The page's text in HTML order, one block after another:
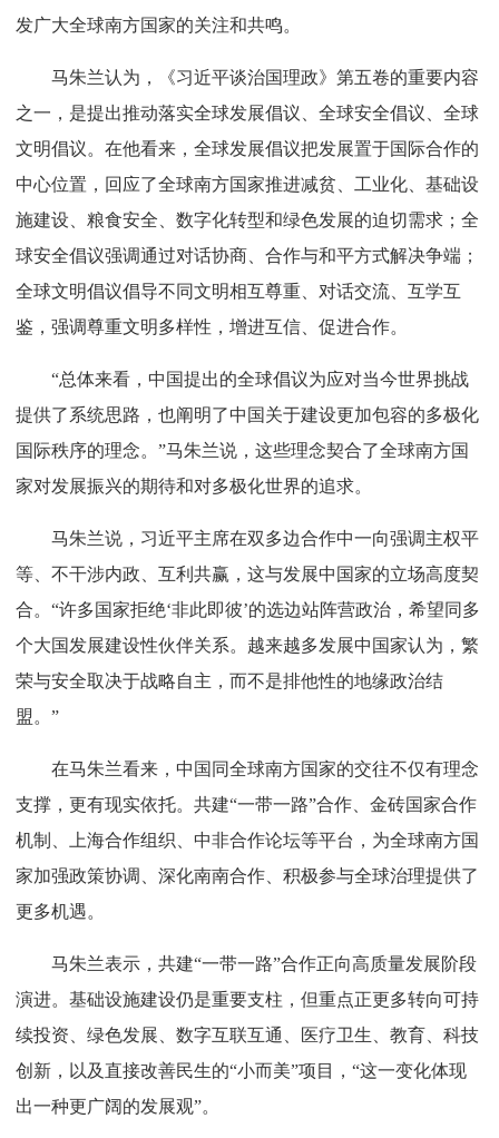
发广大全球南方国家的关注和共鸣。
马朱兰认为，《习近平谈治国理政》第五卷的重要内容
之一，是提出推动落实全球发展倡议、全球安全倡议、全球
文明倡议。在他看来，全球发展倡议把发展置于国际合作的
中心位置，回应了全球南方国家推进减贫、工业化、基础设
施建设、粮食安全、数字化转型和绿色发展的迫切需求；全
球安全倡议强调通过对话协商、合作与和平方式解决争端；
全球文明倡议倡导不同文明相互尊重、对话交流、互学互
鉴，强调尊重文明多样性，增进互信、促进合作。
“总体来看，中国提出的全球倡议为应对当今世界挑战
提供了系统思路，也阐明了中国关于建设更加包容的多极化
国际秩序的理念。”马朱兰说，这些理念契合了全球南方国
家对发展振兴的期待和对多极化世界的追求。
马朱兰说，习近平主席在双多边合作中一向强调主权平
等、不干涉内政、互利共赢，这与发展中国家的立场高度契
合。“许多国家拒绝‘非此即彼’的选边站阵营政治，希望同多
个大国发展建设性伙伴关系。越来越多发展中国家认为，繁
荣与安全取决于战略自主，而不是排他性的地缘政治结
盟。”
在马朱兰看来，中国同全球南方国家的交往不仅有理念
支撑，更有现实依托。共建“一带一路”合作、金砖国家合作
机制、上海合作组织、中非合作论坛等平台，为全球南方国
家加强政策协调、深化南南合作、积极参与全球治理提供了
更多机遇。
马朱兰表示，共建“一带一路”合作正向高质量发展阶段
演进。基础设施建设仍是重要支柱，但重点正更多转向可持
续投资、绿色发展、数字互联互通、医疗卫生、教育、科技
创新，以及直接改善民生的“小而美”项目，“这一变化体现
出一种更广阔的发展观”。